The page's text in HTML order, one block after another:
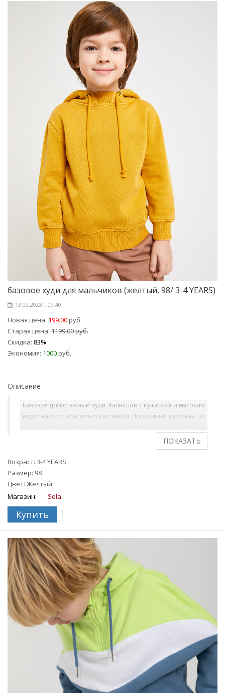
базовое худи для мальчиков (желтый, 98/ 3-4 YEARS)
13.02.2023г. 09:40
Новая цена: 199.00руб.
Старая цена: 1199.00 руб.
Скидка: 83%
Экономия: 1000руб.
Описание
Базовое трикотажный худи. Капюшон с кулиской и высоким
воротником с эластичной вставкой. Прорезные карманы по
Возраст: 3-4 YEARS
Размер: 98
Цвет: Желтый
Магазин:
Sela
Купить